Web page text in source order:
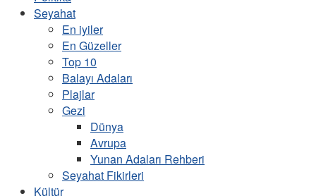
Seyahat
En iyiler
En Güzeller
Top 10
Balayı Adaları
Plajlar
Gezi
Dünya
Avrupa
Yunan Adaları Rehberi
Seyahat Fikirleri
Kültür